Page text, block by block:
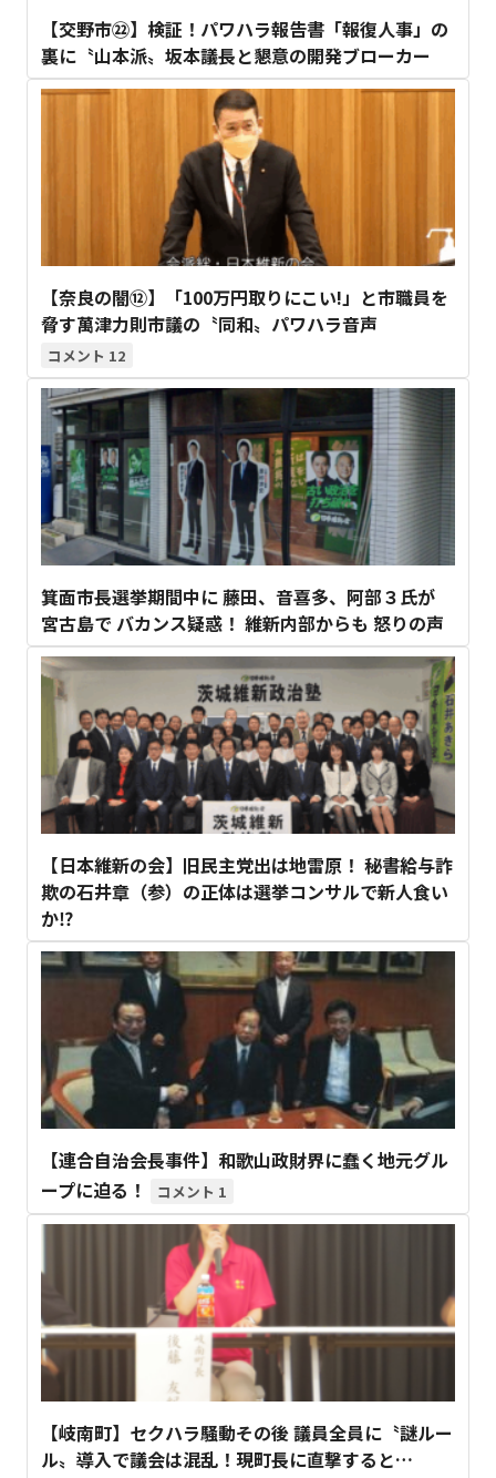
【交野市㉒】検証！パワハラ報告書「報復人事」の
裏に〝山本派〟坂本議長と懇意の開発ブローカー
【奈良の闇⑫】「100万円取りにこい!」と市職員を
脅す萬津力則市議の〝同和〟パワハラ音声
12
箕面市長選挙期間中に 藤田、音喜多、阿部３氏が
宮古島で バカンス疑惑！ 維新内部からも 怒りの声
【日本維新の会】旧民主党出は地雷原！ 秘書給与詐
欺の石井章（参）の正体は選挙コンサルで新人食い
か⁉
【連合自治会長事件】和歌山政財界に蠢く地元グル
ープに迫る！
1
【岐南町】セクハラ騒動その後 議員全員に〝謎ルー
ル〟導入で議会は混乱！現町長に直撃すると…